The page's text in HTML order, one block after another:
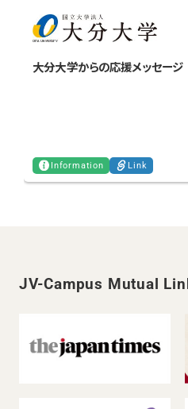
大分大学からの応援メッセージ
Information Link
JV-Campus Mutual